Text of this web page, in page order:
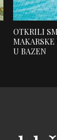
OTKRILI
U BAZEN